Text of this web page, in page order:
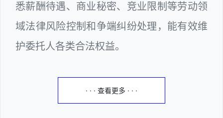
悉薪酬待遇、商业秘密、竞业限制等劳动领
域法律风险控制和争端纠纷处理，能有效维
护委托人各类合法权益。
· · · 查看更多 · · ·